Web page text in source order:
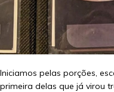
Iniciamos pelas porções,
primeira delas que já virou